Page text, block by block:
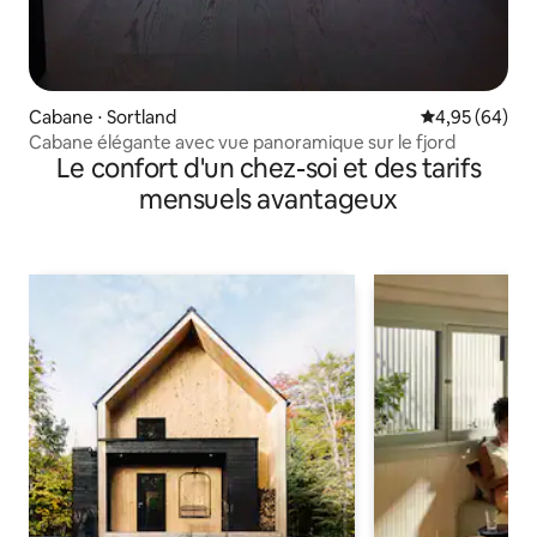
Cabane ⋅ Sortland Évaluation
4,95 (64)
Cabane élégante avec vue panoramique sur le fjord
Le confort d'un chez-soi et des tarifs
mensuels avantageux